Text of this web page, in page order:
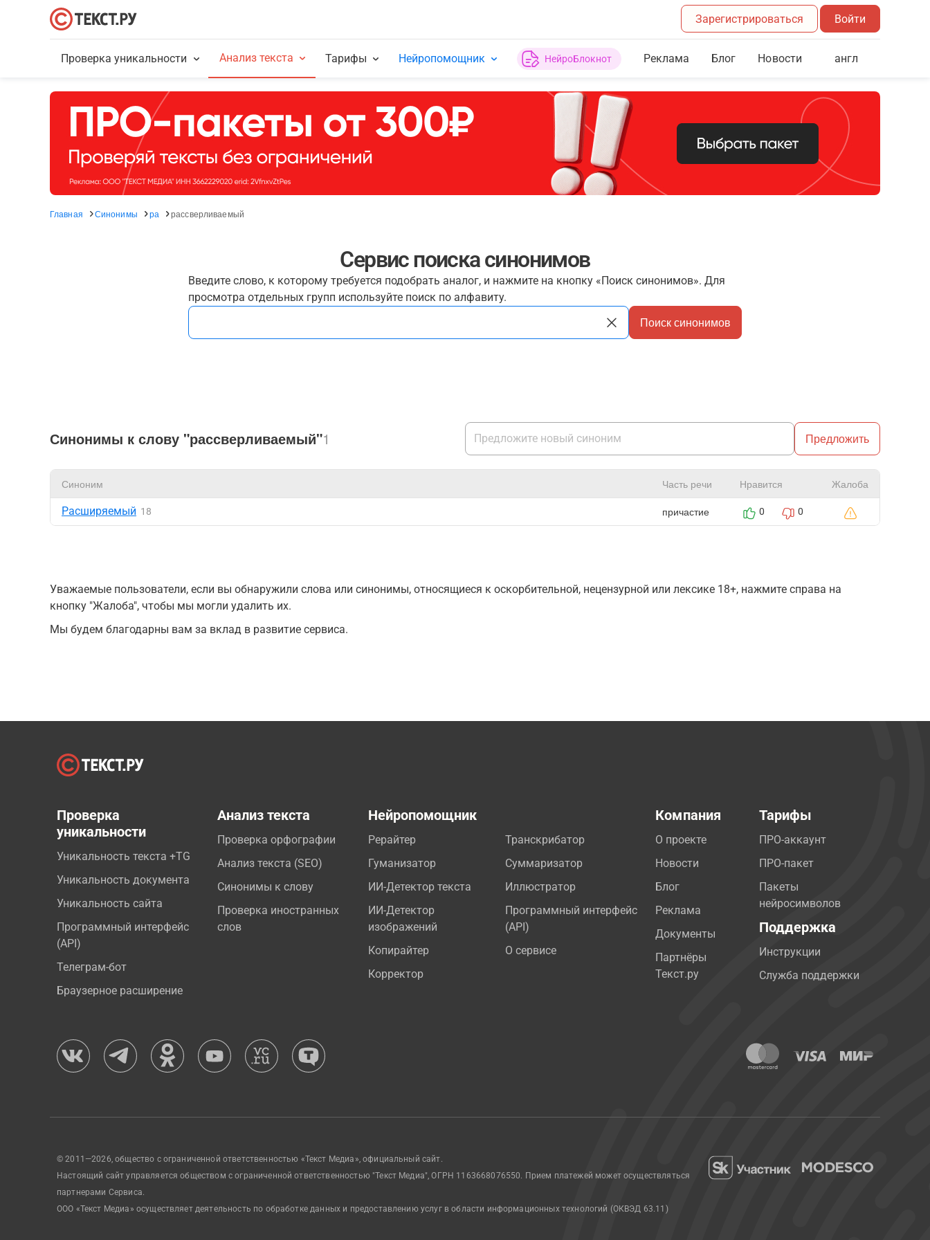
Зарегистрироваться Войти
Проверка уникальности Анализ текста Тарифы Нейропомощник НейроБлокнот Реклама Блог Новости англ
Главная Синонимы ра рассверливаемый
Сервис поиска синонимов
Введите слово, к которому требуется подобрать аналог, и нажмите на кнопку «Поиск синонимов». Для
просмотра отдельных групп используйте поиск по алфавиту.
Поиск синонимов
Синонимы к слову "рассверливаемый"1 Предложить
Синоним Часть речи Нравится Жалоба
Расширяемый 18 причастие 0 0
Уважаемые пользователи, если вы обнаружили слова или синонимы, относящиеся к оскорбительной, нецензурной или лексике 18+, нажмите справа на
кнопку "Жалоба", чтобы мы могли удалить их.
Мы будем благодарны вам за вклад в развитие сервиса.
Проверка
уникальности
Уникальность текста +TG
Уникальность документа
Уникальность сайта
Программный интерфейс
(API)
Телеграм-бот
Браузерное расширение
Анализ текста
Проверка орфографии
Анализ текста (SEO)
Синонимы к слову
Проверка иностранных
слов
Нейропомощник
Рерайтер
Гуманизатор
ИИ-Детектор текста
ИИ-Детектор
изображений
Копирайтер
Корректор
Транскрибатор
Суммаризатор
Иллюстратор
Программный интерфейс
(API)
О сервисе
Компания
О проекте
Новости
Блог
Реклама
Документы
Партнёры
Текст.ру
Тарифы
ПРО-аккаунт
ПРО-пакет
Пакеты
нейросимволов
Поддержка
Инструкции
Служба поддержки
© 2011—2026, общество с ограниченной ответственностью «Текст Медиа», официальный сайт.
Настоящий сайт управляется обществом с ограниченной ответственностью "Текст Медиа", ОГРН 1163668076550. Прием платежей может осуществляться
партнерами Сервиса.
ООО «Текст Медиа» осуществляет деятельность по обработке данных и предоставлению услуг в области информационных технологий (ОКВЭД 63.11)